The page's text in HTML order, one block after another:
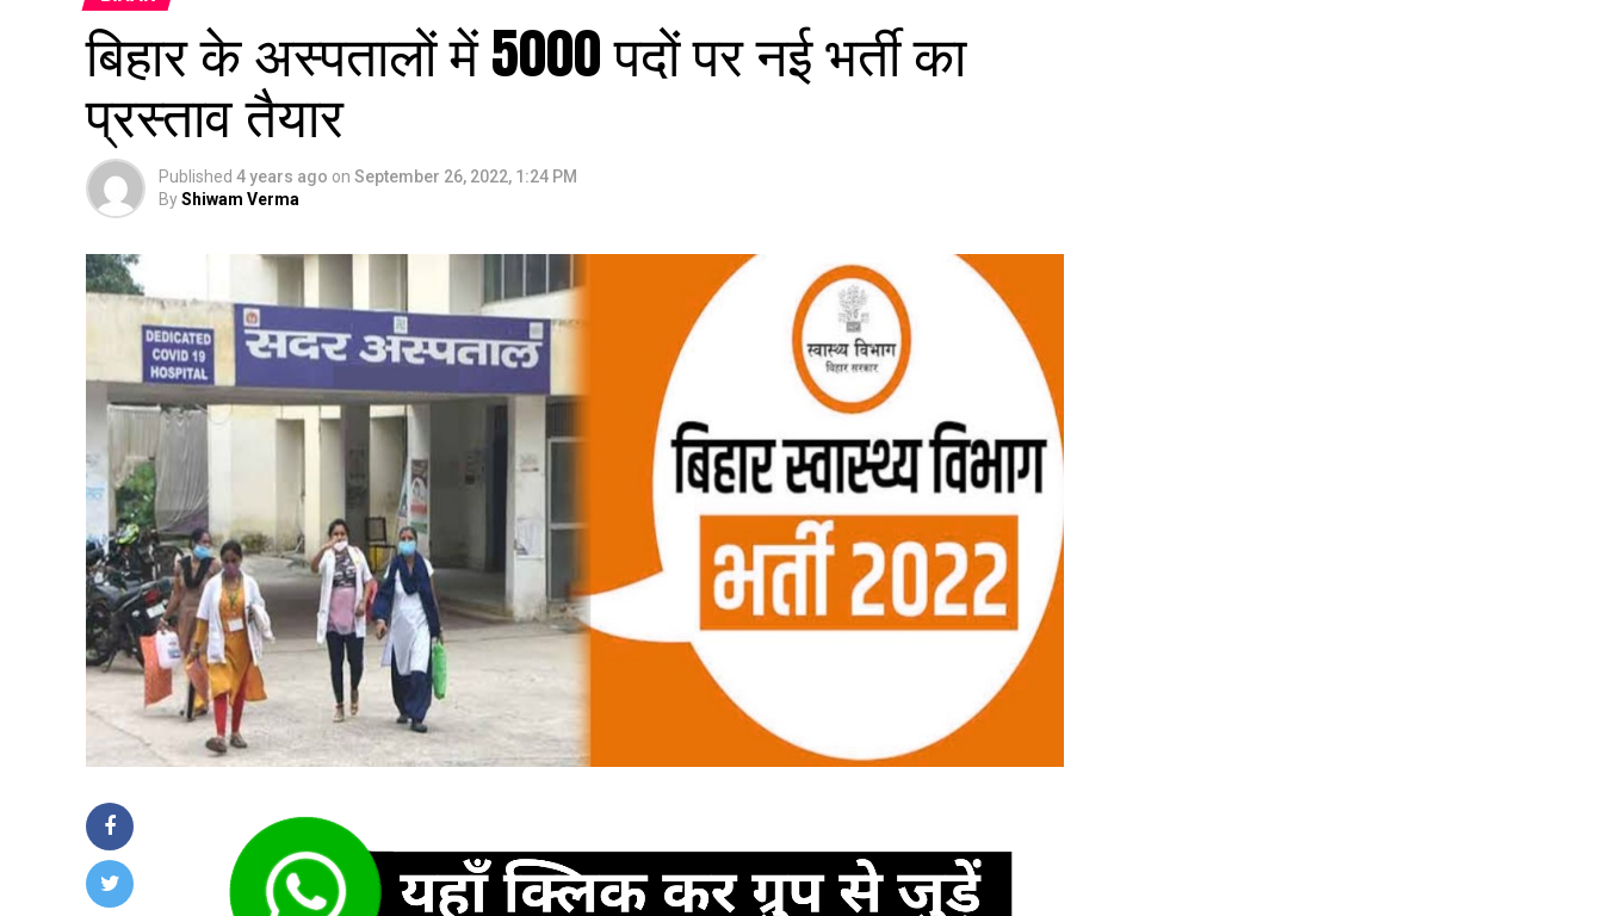
बिहार के अस्पतालों में 5000 पदों पर नई भर्ती का
प्रस्ताव तैयार
Published 4 years ago on September 26, 2022, 1:24 PM
ByShiwam Verma